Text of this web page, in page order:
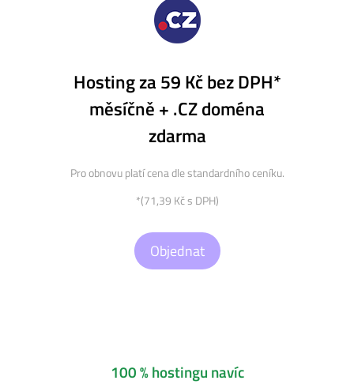
Hosting za 59 Kč bez DPH*
měsíčně + .CZ doména
zdarma
Pro obnovu platí cena dle standardního ceníku.
*(71,39 Kč s DPH)
Objednat
100 % hostingu navíc